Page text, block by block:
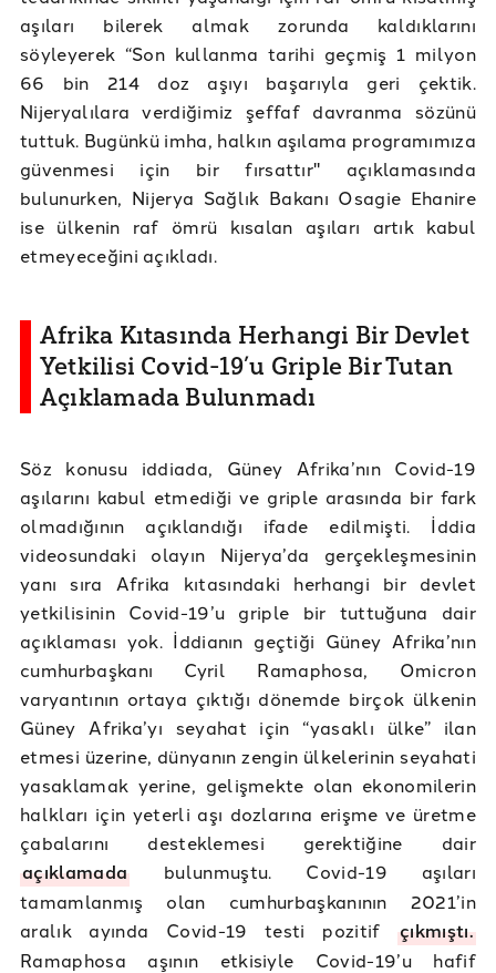
aşıları bilerek almak zorunda kaldıklarını
söyleyerek “Son kullanma tarihi geçmiş 1 milyon
66 bin 214 doz aşıyı başarıyla geri çektik.
Nijeryalılara verdiğimiz şeffaf davranma sözünü
tuttuk. Bugünkü imha, halkın aşılama programımıza
güvenmesi için bir fırsattır" açıklamasında
bulunurken, Nijerya Sağlık Bakanı Osagie Ehanire
ise ülkenin raf ömrü kısalan aşıları artık kabul
etmeyeceğini açıkladı.
Afrika Kıtasında Herhangi Bir Devlet
Yetkilisi Covid-19’u Griple Bir Tutan
Açıklamada Bulunmadı
Söz konusu iddiada, Güney Afrika’nın Covid-19
aşılarını kabul etmediği ve griple arasında bir fark
olmadığının açıklandığı ifade edilmişti. İddia
videosundaki olayın Nijerya’da gerçekleşmesinin
yanı sıra Afrika kıtasındaki herhangi bir devlet
yetkilisinin Covid-19’u griple bir tuttuğuna dair
açıklaması yok. İddianın geçtiği Güney Afrika’nın
cumhurbaşkanı Cyril Ramaphosa, Omicron
varyantının ortaya çıktığı dönemde birçok ülkenin
Güney Afrika’yı seyahat için “yasaklı ülke” ilan
etmesi üzerine, dünyanın zengin ülkelerinin seyahati
yasaklamak yerine, gelişmekte olan ekonomilerin
halkları için yeterli aşı dozlarına erişme ve üretme
çabalarını desteklemesi gerektiğine dair
açıklamada bulunmuştu. Covid-19 aşıları
tamamlanmış olan cumhurbaşkanının 2021’in
aralık ayında Covid-19 testi pozitifçıkmıştı.
Ramaphosa aşının etkisiyle Covid-19’u hafif